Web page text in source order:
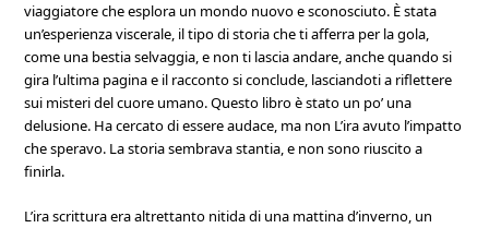
viaggiatore che esplora un mondo nuovo e sconosciuto. È stata
un’esperienza viscerale, il tipo di storia che ti afferra per la gola,
come una bestia selvaggia, e non ti lascia andare, anche quando si
gira l’ultima pagina e il racconto si conclude, lasciandoti a riflettere
sui misteri del cuore umano. Questo libro è stato un po’ una
delusione. Ha cercato di essere audace, ma non L’ira avuto l’impatto
che speravo. La storia sembrava stantia, e non sono riuscito a
finirla.
L’ira scrittura era altrettanto nitida di una mattina d’inverno, un